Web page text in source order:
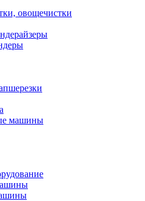
овощечистки
машины